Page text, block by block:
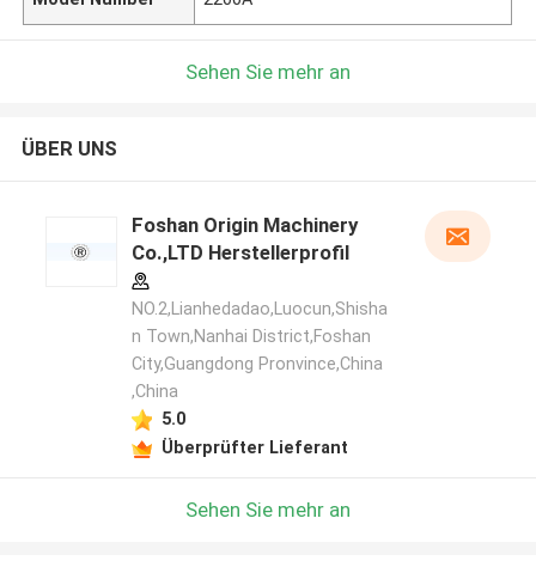
Sehen Sie mehr an
ÜBER UNS
Foshan Origin Machinery
Co.,LTD Herstellerprofil
NO.2,Lianhedadao,Luocun,Shisha
n Town,Nanhai District,Foshan
City,Guangdong Pronvince,China
,China
5.0
Überprüfter Lieferant
Sehen Sie mehr an